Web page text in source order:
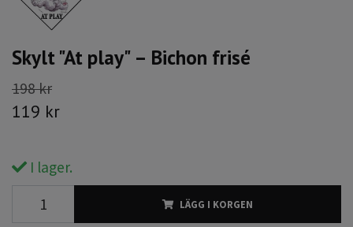
Skylt "At play" – Bichon frisé
198 kr
119 kr
I lager.
LÄGG I KORGEN